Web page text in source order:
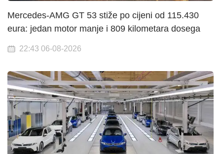
Mercedes-AMG GT 53 stiže po cijeni od 115.430
eura: jedan motor manje i 809 kilometara dosega
22:43 06-08-2026